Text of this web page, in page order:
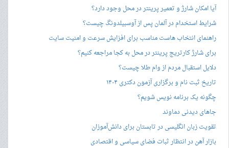
آیا امکان شارژ و تعمیر پرینتر در محل وجود دارد؟
شرایط استخدام در آلمان پس از آوسبیلدونگ چیست؟
راهنمای انتخاب هاست مناسب برای افزایش سرعت و امنیت سایت
برای شارژ کارتریج پرینتر در محل به کجا مراجعه کنیم؟
دلایل استقبال مردم از وام طلا چیست؟
تاریخ ثبت نام و برگزاری آزمون دکتری ۱۴۰۴
چگونه یک برنامه نویس شویم؟
جاهای دیدنی دماوند
تقویت زبان انگلیسی در تابستان برای دانش‌آموزان
بازار آهن در انتظار ثبات فضای سیاسی و اقتصادی